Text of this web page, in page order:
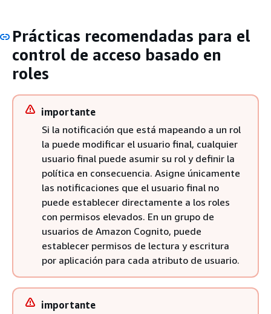
Prácticas recomendadas para el
control de acceso basado en
roles
importante
Si la notificación que está mapeando a un rol
la puede modificar el usuario final, cualquier
usuario final puede asumir su rol y definir la
política en consecuencia. Asigne únicamente
las notificaciones que el usuario final no
puede establecer directamente a los roles
con permisos elevados. En un grupo de
usuarios de Amazon Cognito, puede
establecer permisos de lectura y escritura
por aplicación para cada atributo de usuario.
importante